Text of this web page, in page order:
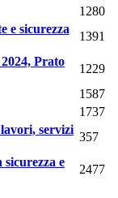
1280
e sicurezza
1391
Prato
1229
1587
1737
servizi
357
e
2477